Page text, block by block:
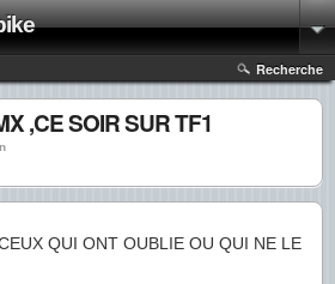
Recherche
,CE SOIR SUR TF1
QUI ONT OUBLIE OU QUI NE LE